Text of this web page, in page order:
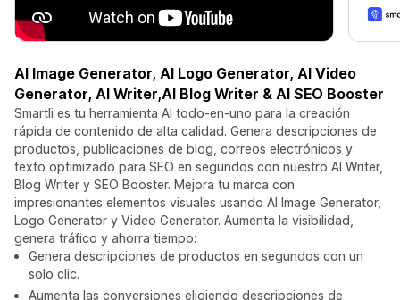
AI Image Generator, AI Logo Generator, AI Video
Generator, AI Writer,AI Blog Writer & AI SEO Booster
Smartli es tu herramienta AI todo-en-uno para la creación
rápida de contenido de alta calidad. Genera descripciones de
productos, publicaciones de blog, correos electrónicos y
texto optimizado para SEO en segundos con nuestro AI Writer,
Blog Writer y SEO Booster. Mejora tu marca con
impresionantes elementos visuales usando AI Image Generator,
Logo Generator y Video Generator. Aumenta la visibilidad,
genera tráfico y ahorra tiempo:
Genera descripciones de productos en segundos con un
solo clic.
Aumenta las conversiones eligiendo descripciones de